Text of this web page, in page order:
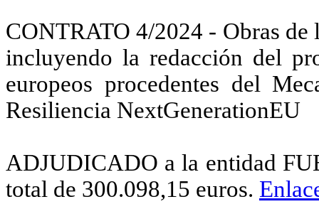
CONTRATO 4/2024 - Obras
incluyendo la redacción del
europeos procedentes del
Resiliencia NextGenerationEU
ADJUDICADO a la entidad
total de 300.098,15 euros.